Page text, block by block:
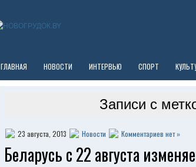
ГЛАВНАЯ НОВОСТИ ИНТЕРВЬЮ СПОРТ
Записи с
23 августа, 2013 Новости Комментариев нет »
Беларусь с 22 августа